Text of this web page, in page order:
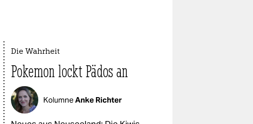
Die Wahrheit
Pokemon lockt Pädos an
KolumneAnke Richter